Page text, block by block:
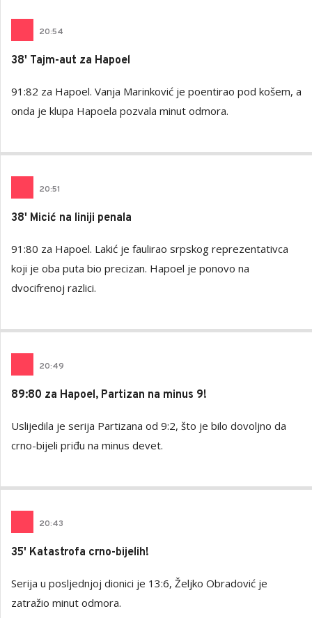
20:54
38' Tajm-aut za Hapoel
91:82 za Hapoel. Vanja Marinković je poentirao pod košem, a
onda je klupa Hapoela pozvala minut odmora.
20:51
38' Micić na liniji penala
91:80 za Hapoel. Lakić je faulirao srpskog reprezentativca
koji je oba puta bio precizan. Hapoel je ponovo na
dvocifrenoj razlici.
20:49
89:80 za Hapoel, Partizan na minus 9!
Uslijedila je serija Partizana od 9:2, što je bilo dovoljno da
crno-bijeli priđu na minus devet.
20:43
35' Katastrofa crno-bijelih!
Serija u posljednjoj dionici je 13:6, Željko Obradović je
zatražio minut odmora.